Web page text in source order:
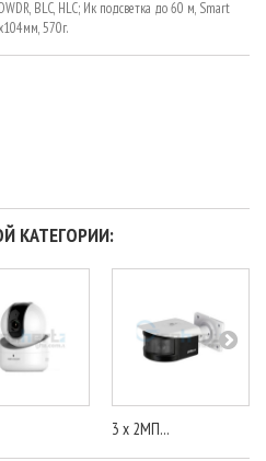
BLC, HLC; Ик подсветка до 60 м, Smart
570г.
КАТЕГОРИИ:
3 x 2МП...